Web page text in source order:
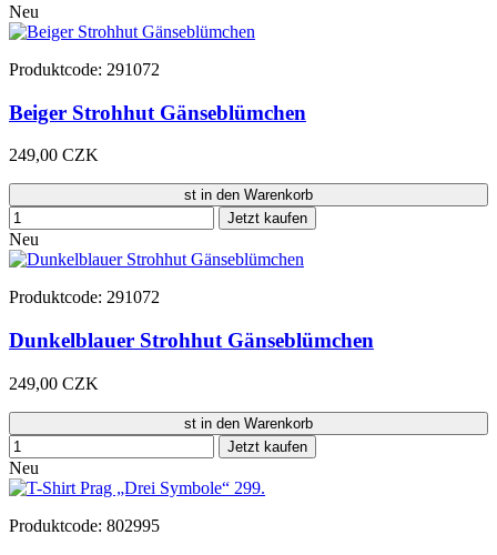
Neu
Produktcode: 291072
Beiger Strohhut Gänseblümchen
249,00 CZK
st in den Warenkorb
Jetzt kaufen
Neu
Produktcode: 291072
Dunkelblauer Strohhut Gänseblümchen
249,00 CZK
st in den Warenkorb
Jetzt kaufen
Neu
Produktcode: 802995